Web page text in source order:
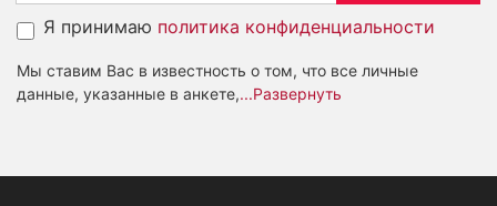
Я принимаю политика конфиденциальности
Мы ставим Вас в известность о том, что все личные
данные, указанные в анкете,...Развернуть